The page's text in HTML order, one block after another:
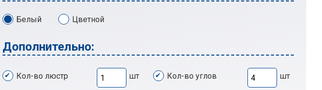
Белый Цветной
Дополнительно:
Кол-во люстр шт Кол-во углов шт